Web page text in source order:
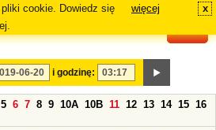
cookie. Dowiedz się
więcej x
i godzinę:
5 6 7 8 9 10A 10B 11 12 13 14 15 16